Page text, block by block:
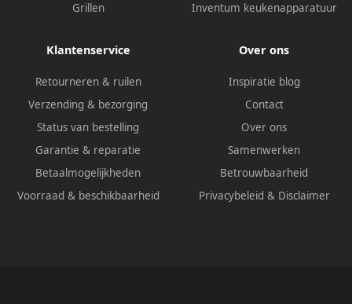
Grillen
Inventum keukenapparatuur
Klantenservice
Retourneren & ruilen
Verzending & bezorging
Status van bestelling
Garantie & reparatie
Betaalmogelijkheden
Voorraad & beschikbaarheid
Over ons
Inspiratie blog
Contact
Over ons
Samenwerken
Betrouwbaarheid
Privacybeleid & Disclaimer